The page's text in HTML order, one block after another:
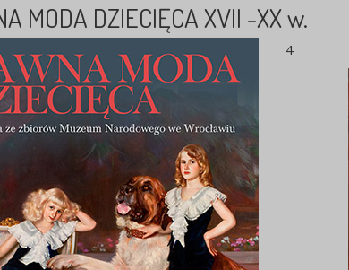
MODA DZIECIĘCA XVII -XX w.
4